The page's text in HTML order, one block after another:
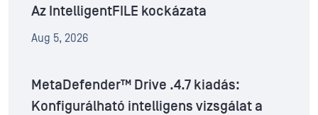
Az IntelligentFILE kockázata
Aug 5, 2026
MetaDefender™ Drive .4.7 kiadás:
Konfigurálható intelligens vizsgálat a